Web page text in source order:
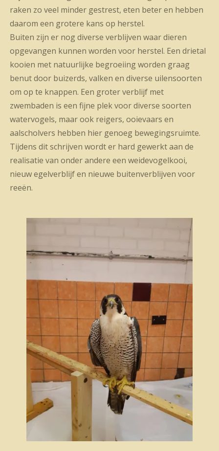
raken zo veel minder gestrest, eten beter en hebben
daarom een grotere kans op herstel.
Buiten zijn er nog diverse verblijven waar dieren
opgevangen kunnen worden voor herstel. Een drietal
kooien met natuurlijke begroeiing worden graag
benut door buizerds, valken en diverse uilensoorten
om op te knappen. Een groter verblijf met
zwembaden is een fijne plek voor diverse soorten
watervogels, maar ook reigers, ooievaars en
aalscholvers hebben hier genoeg bewegingsruimte.
Tijdens dit schrijven wordt er hard gewerkt aan de
realisatie van onder andere een weidevogelkooi,
nieuw egelverblijf en nieuwe buitenverblijven voor
reeën.